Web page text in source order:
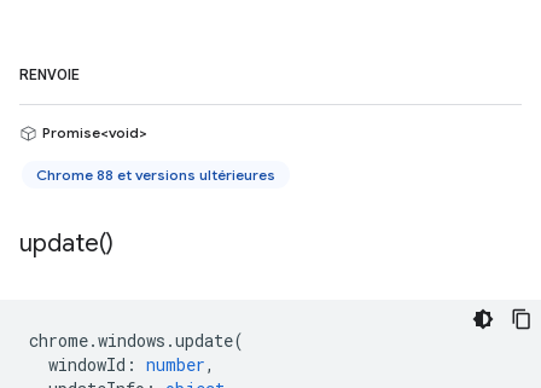
RENVOIE
Promise<void>
Chrome 88 et versions ultérieures
update()
chrome.windows .update(
windowId : number,